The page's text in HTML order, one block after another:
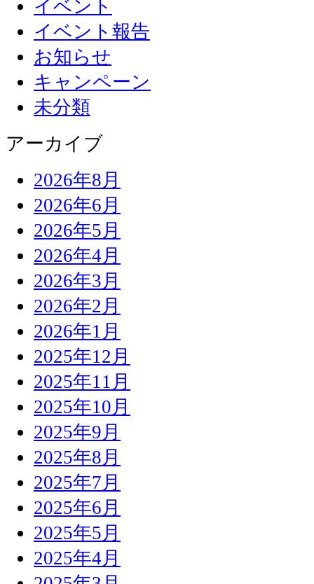
イベント
イベント報告
お知らせ
キャンペーン
未分類
アーカイブ
2026年8月
2026年6月
2026年5月
2026年4月
2026年3月
2026年2月
2026年1月
2025年12月
2025年11月
2025年10月
2025年9月
2025年8月
2025年7月
2025年6月
2025年5月
2025年4月